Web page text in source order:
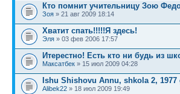
Кто помнит учительницу Зою
Зоя » 21 авг 2009 18:14
Хватит спать!!!!!Я здесь!
Эля » 03 фев 2006 17:57
Итерестно! Есть кто ни будь из
Максатбек » 15 июл 2009 04:28
Ishu Shishovu Annu, shkola 2, 1977
Alibek22 » 18 июл 2009 19:49